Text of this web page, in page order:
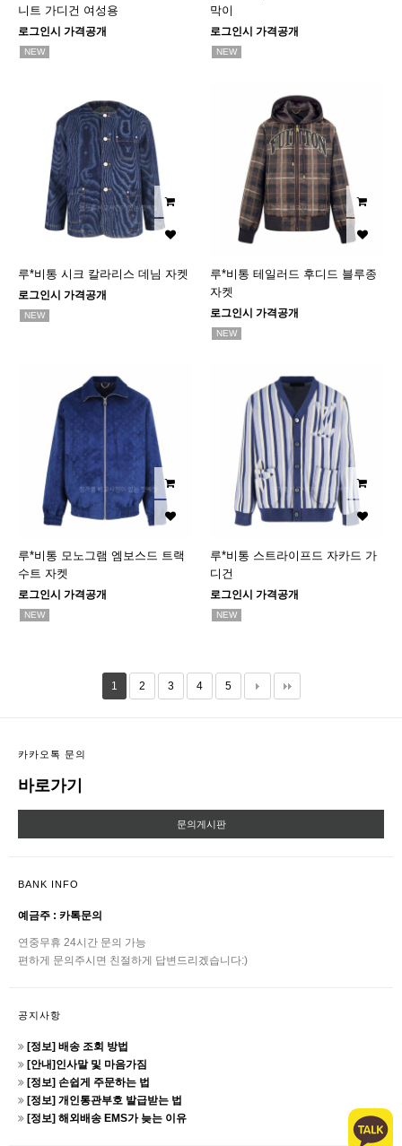
니트 가디건 여성용
로그인시 가격공개
NEW
막이
로그인시 가격공개
NEW
루*비통 시크 칼라리스 데님 자켓
로그인시 가격공개
NEW
루*비통 테일러드 후디드 블루종
자켓
로그인시 가격공개
NEW
루*비통 모노그램 엠보스드 트랙
수트 자켓
로그인시 가격공개
NEW
루*비통 스트라이프드 자카드 가
디건
로그인시 가격공개
NEW
1 2 3 4 5
카카오톡 문의
바로가기
문의게시판
BANK INFO
예금주 : 카톡문의
연중무휴 24시간 문의 가능
편하게 문의주시면 친절하게 답변드리겠습니다:)
공지사항
[정보] 배송 조회 방법
[안내]인사말 및 마음가짐
[정보] 손쉽게 주문하는 법
[정보] 개인통관부호 발급받는 법
[정보] 해외배송 EMS가 늦는 이유